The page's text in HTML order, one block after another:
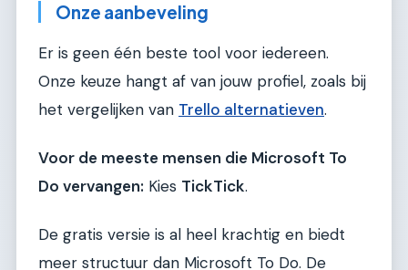
Onze aanbeveling
Er is geen één beste tool voor iedereen.
Onze keuze hangt af van jouw profiel, zoals bij
het vergelijken van Trello alternatieven.
Voor de meeste mensen die Microsoft To
Do vervangen: Kies TickTick.
De gratis versie is al heel krachtig en biedt
meer structuur dan Microsoft To Do. De